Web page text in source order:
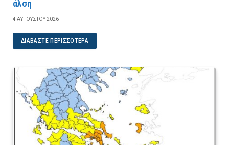
άλση
4 ΑΥΓΟΎΣΤΟΥ 2026
ΔΙΑΒΆΣΤΕ ΠΕΡΙΣΣΌΤΕΡΑ